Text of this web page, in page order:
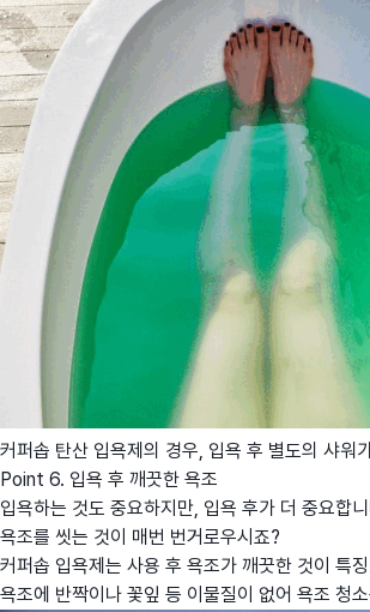
커퍼솝 탄산 입욕제의 경우, 입욕 후 별도의 샤워
Point 6. 입욕 후 깨끗한 욕조
입욕하는 것도 중요하지만, 입욕 후가 더 중요합
욕조를 씻는 것이 매번 번거로우시죠?
커퍼솝 입욕제는 사용 후 욕조가 깨끗한 것이 특
욕조에 반짝이나 꽃잎 등 이물질이 없어 욕조 청